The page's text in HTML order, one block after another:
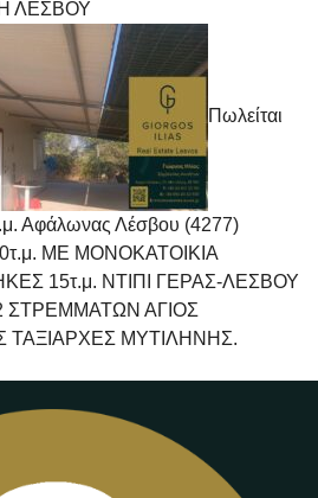
ΛΕΣΒΟΥ
Πωλείται
Αφάλωνας Λέσβου (4277)
ΜΕ ΜΟΝΟΚΑΤΟΙΚΙΑ
15τ.μ. ΝΤΙΠΙ ΓΕΡΑΣ-ΛΕΣΒΟΥ
ΣΤΡΕΜΜΑΤΩΝ ΑΓΙΟΣ
ΤΑΞΙΑΡΧΕΣ ΜΥΤΙΛΗΝΗΣ.